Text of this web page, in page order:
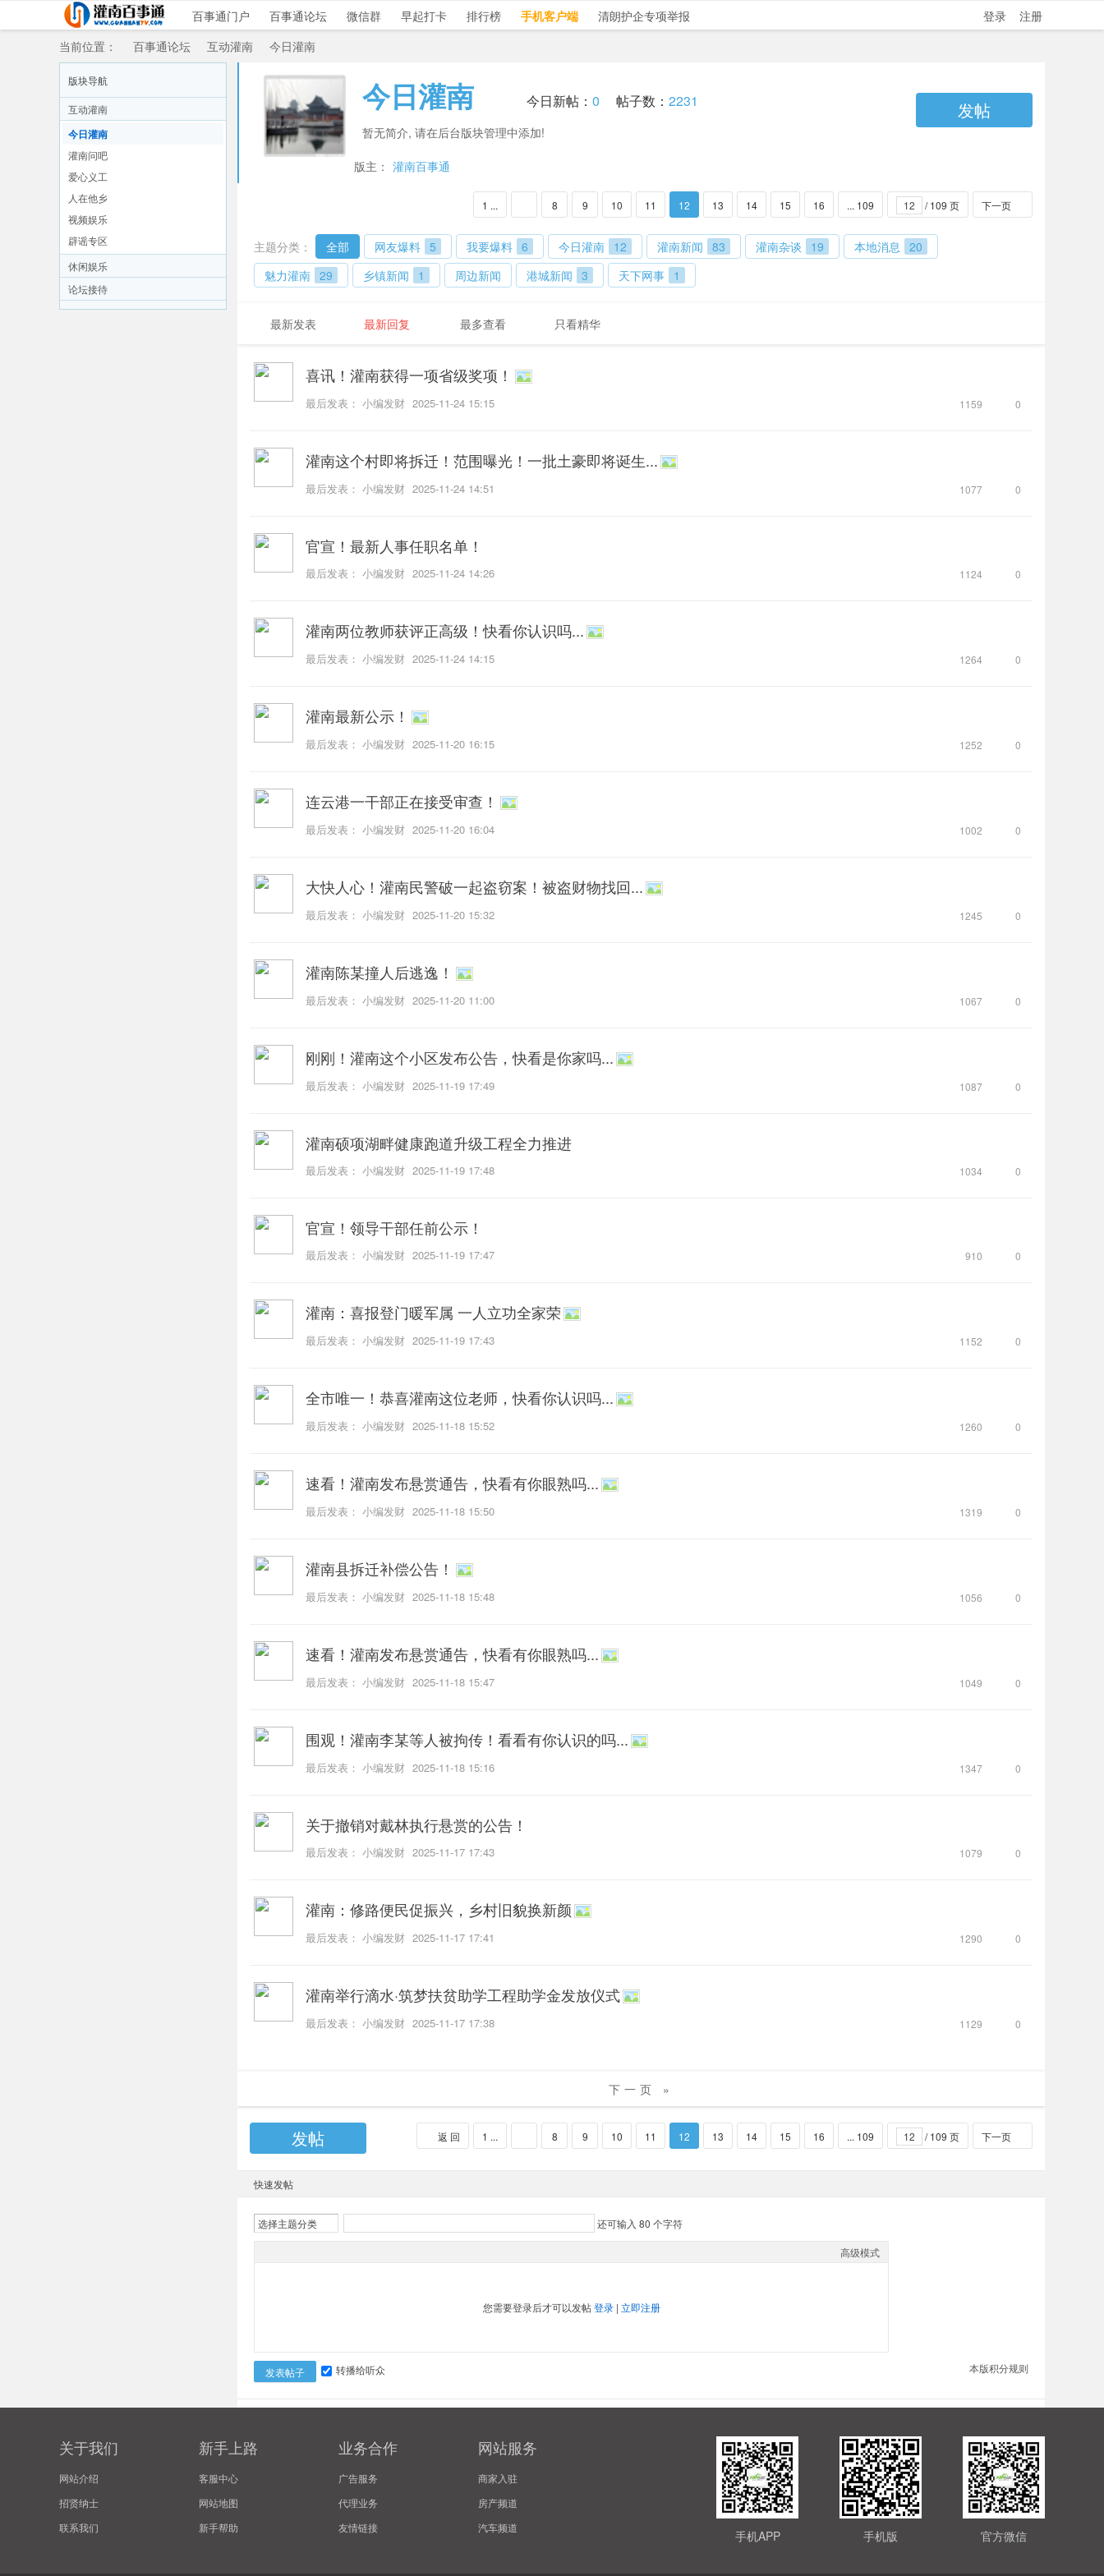
百事通门户 百事通论坛 微信群 早起打卡 排行榜 手机客户端 清朗护企专项举报 登录
注册
当前位置：
百事通论坛 互动灌南 今日灌南
版块导航
互动灌南
今日灌南
灌南问吧
爱心义工
人在他乡
视频娱乐
辟谣专区
休闲娱乐
论坛接待
今日灌南 今日新帖： 0 帖子数： 2231
暂无简介, 请在后台版块管理中添加!
版主： 灌南百事通
发帖
1 ... 8 9 10 11 12 13 14 15 16 ... 109 / 109 页 下一页
主题分类： 全部 网友爆料 5 我要爆料 6 今日灌南 12 灌南新闻 83 灌南杂谈 19 本地消息 20
魅力灌南 29 乡镇新闻 1 周边新闻 港城新闻 3 天下网事 1
最新发表 最新回复 最多查看 只看精华
喜讯！灌南获得一项省级奖项！
最后发表： 小编发财 2025-11-24 15:15 0
1159
灌南这个村即将拆迁！范围曝光！一批土豪即将诞生...
最后发表： 小编发财 2025-11-24 14:51 0
1077
官宣！最新人事任职名单！
最后发表： 小编发财 2025-11-24 14:26 0
1124
灌南两位教师获评正高级！快看你认识吗...
最后发表： 小编发财 2025-11-24 14:15 0
1264
灌南最新公示！
最后发表： 小编发财 2025-11-20 16:15 0
1252
连云港一干部正在接受审查！
最后发表： 小编发财 2025-11-20 16:04 0
1002
大快人心！灌南民警破一起盗窃案！被盗财物找回...
最后发表： 小编发财 2025-11-20 15:32 0
1245
灌南陈某撞人后逃逸！
最后发表： 小编发财 2025-11-20 11:00 0
1067
刚刚！灌南这个小区发布公告，快看是你家吗...
最后发表： 小编发财 2025-11-19 17:49 0
1087
灌南硕项湖畔健康跑道升级工程全力推进
最后发表： 小编发财 2025-11-19 17:48 0
1034
官宣！领导干部任前公示！
最后发表： 小编发财 2025-11-19 17:47 0
910
灌南：喜报登门暖军属 一人立功全家荣
最后发表： 小编发财 2025-11-19 17:43 0
1152
全市唯一！恭喜灌南这位老师，快看你认识吗...
最后发表： 小编发财 2025-11-18 15:52 0
1260
速看！灌南发布悬赏通告，快看有你眼熟吗...
最后发表： 小编发财 2025-11-18 15:50 0
1319
灌南县拆迁补偿公告！
最后发表： 小编发财 2025-11-18 15:48 0
1056
速看！灌南发布悬赏通告，快看有你眼熟吗...
最后发表： 小编发财 2025-11-18 15:47 0
1049
围观！灌南李某等人被拘传！看看有你认识的吗...
最后发表： 小编发财 2025-11-18 15:16 0
1347
关于撤销对戴林执行悬赏的公告！
最后发表： 小编发财 2025-11-17 17:43 0
1079
灌南：修路便民促振兴，乡村旧貌换新颜
最后发表： 小编发财 2025-11-17 17:41 0
1290
灌南举行滴水·筑梦扶贫助学工程助学金发放仪式
最后发表： 小编发财 2025-11-17 17:38 0
1129
下一页 »
1 ... 8 9 10 11 12 13 14 15 16 ... 109 / 109 页 下一页
返 回
发帖
快速发帖
选择主题分类 还可输入 80 个字符
高级模式
您需要登录后才可以发帖登录| 立即注册
本版积分规则
发表帖子 转播给听众
关于我们
网站介绍
招贤纳士
联系我们
新手上路
客服中心
网站地图
新手帮助
业务合作
广告服务
代理业务
友情链接
网站服务
商家入驻
房产频道
汽车频道
官方微信
手机版
手机APP